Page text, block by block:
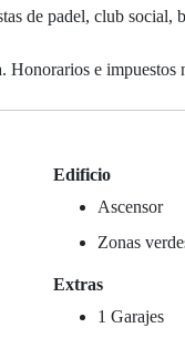
de padel, club social,
Honorarios e impuestos
Edificio
Ascensor
Zonas
Extras
1 Garajes